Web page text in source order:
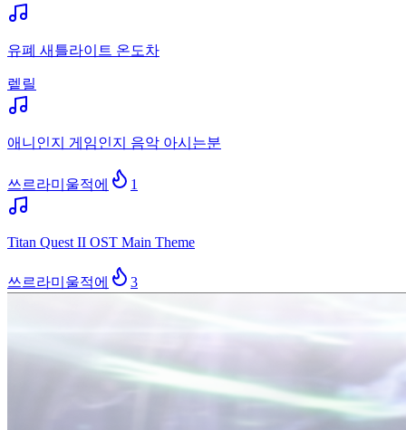
유폐 새틀라이트 온도차
렡릴
애니인지 게임인지 음악 아시는분
쓰르라미울적에 1
Titan Quest II OST Main Theme
쓰르라미울적에 3